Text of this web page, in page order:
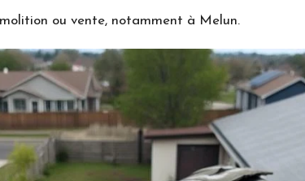
ou vente, notamment à Melun.